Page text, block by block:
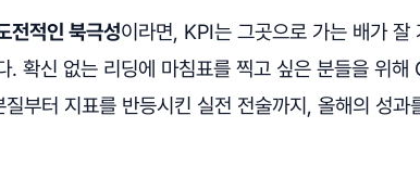
전적인 북극성이라면, KPI는 그곳으로 가는 배가 잘
. 확신 없는 리딩에 마침표를 찍고 싶은 분들을 위해
부터 지표를 반등시킨 실전 전술까지, 올해의 성과